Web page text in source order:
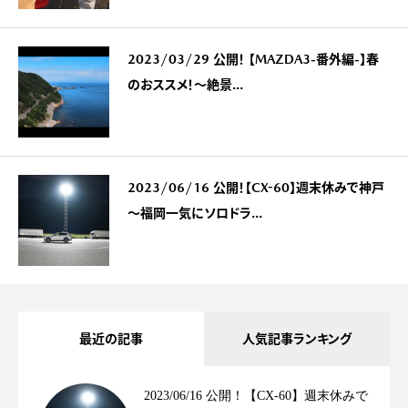
2023/03/29 公開！ 【MAZDA3-番外編-】春
のおススメ！～絶景...
2023/06/16 公開！【CX-60】週末休みで神戸
～福岡一気にソロドラ...
最近の記事 人気記事ランキング
2023/06/16 公開！【CX-60】週末休みで